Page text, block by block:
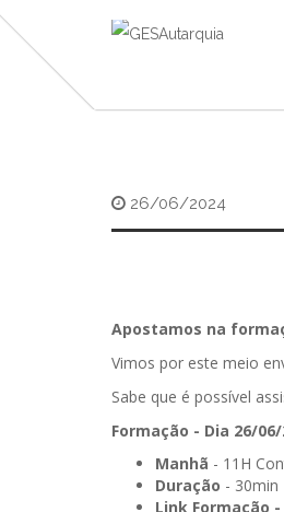
26/06/2024
Apostamos na
Vimos por este meio
Sabe que é possível
Formação - Dia 26/
Manhã - 11H
Duração - 30min
Link Formação -